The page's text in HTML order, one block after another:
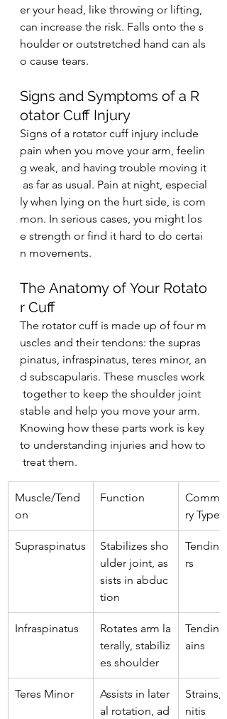
er your head, like throwing or lifting,
can increase the risk. Falls onto the s
houlder or outstretched hand can als
o cause tears.
Signs and Symptoms of a R
otator Cuff Injury
Signs of a rotator cuff injury include
pain when you move your arm, feelin
g weak, and having trouble moving it
as far as usual. Pain at night, especial
ly when lying on the hurt side, is com
mon. In serious cases, you might los
e strength or find it hard to do certai
n movements.
The Anatomy of Your Rotato
r Cuff
The rotator cuff is made up of four m
uscles and their tendons: the supras
pinatus, infraspinatus, teres minor, an
d subscapularis. These muscles work
together to keep the shoulder joint
stable and help you move your arm.
Knowing how these parts work is key
to understanding injuries and how to
treat them.
Muscle/Tend
on
Function
ry Type
Supraspinatus
Stabilizes sho
ulder joint, as
sists in abduc
tion
rs
Infraspinatus
Rotates arm la
terally, stabiliz
es shoulder
ains
Teres Minor
Assists in later
al rotation, ad
Strains,
nitis